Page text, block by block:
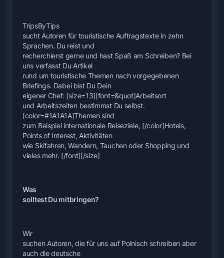
TripsByTips
sucht Autoren für touristische Auftragstexte in zehn
Sprachen. Du reist und
recherchierst gerne und hast Spaß am Schreiben? Bei
uns verfasst Du Artikel
rund um touristische Themen nach vorgegebenen
Briefings. Dabei bist Du Dein
eigener Chef: [size=13][font=&quot]Arbeitsort
und Arbeitszeiten bestimmst Du selbst.
[color=#1A1A1A]Themen sind
zum Beispiel internationale Reiseziele, [/color]Hotels,
Points of Interest, Aktivitäten
wie Skifahren, Wandern, Tauchen oder Shopping und
vieles mehr. [/font][/size]
Was
solltest Du mitbringen?
Wir
suchen Autoren, die für uns auf Polnisch schreiben aber
auch die deutsche